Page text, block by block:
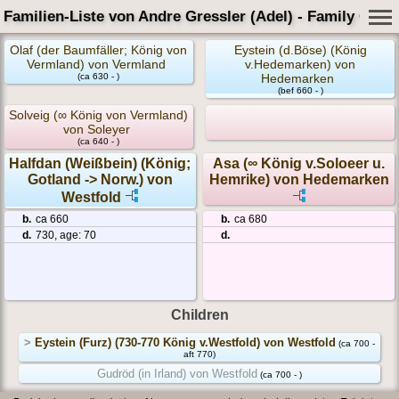
Familien-Liste von Andre Gressler (Adel) - Family Card
Olaf (der Baumfäller; König von
Vermland) von Vermland
(ca 630 - )
Eystein (d.Böse) (König
v.Hedemarken) von
Hedemarken
(bef 660 - )
Solveig (∞ König von Vermland)
von Soleyer
(ca 640 - )
Halfdan (Weißbein) (König;
Gotland -> Norw.) von
Westfold
Asa (∞ König v.Soloeer u.
Hemrike) von Hedemarken
b. ca 660
d. 730, age: 70
b. ca 680
d.
Children
> Eystein (Furz) (730-770 König v.Westfold) von Westfold (ca 700 -
aft 770)
Gudröd (in Irland) von Westfold (ca 700 - )